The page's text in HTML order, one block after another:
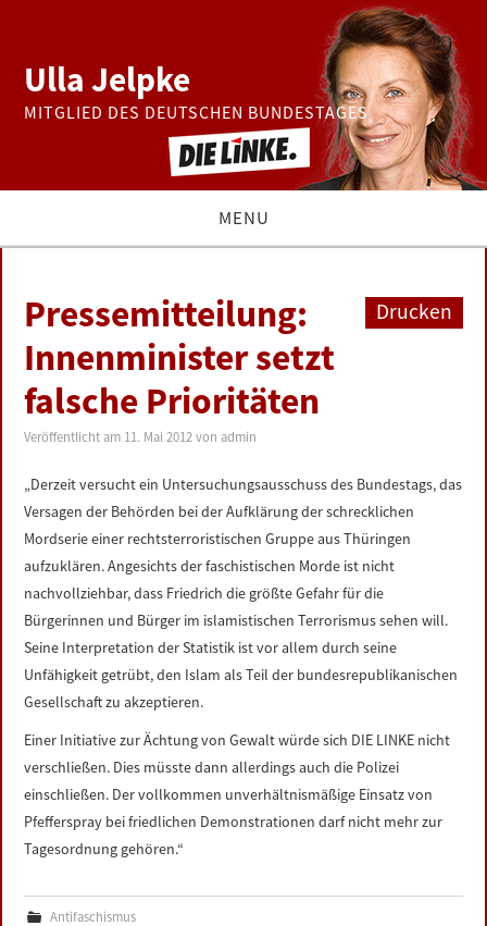
Ulla Jelpke
MITGLIED DES DEUTSCHEN BUNDESTAGES
MENU
BUNDESTAG
PRESSE
ZUR PERSON
LINKS
DATENSCHUTZERKLÄRUNG
IMPRESSUM
Drucken
Pressemitteilung:
Innenminister setzt
falsche Prioritäten
Veröffentlicht am 11. Mai 2012 vonadmin
„Derzeit versucht ein Untersuchungsausschuss des Bundestags, das
Versagen der Behörden bei der Aufklärung der schrecklichen
Mordserie einer rechtsterroristischen Gruppe aus Thüringen
aufzuklären. Angesichts der faschistischen Morde ist nicht
nachvollziehbar, dass Friedrich die größte Gefahr für die
Bürgerinnen und Bürger im islamistischen Terrorismus sehen will.
Seine Interpretation der Statistik ist vor allem durch seine
Unfähigkeit getrübt, den Islam als Teil der bundesrepublikanischen
Gesellschaft zu akzeptieren.
Einer Initiative zur Ächtung von Gewalt würde sich DIE LINKE nicht
verschließen. Dies müsste dann allerdings auch die Polizei
einschließen. Der vollkommen unverhältnismäßige Einsatz von
Pfefferspray bei friedlichen Demonstrationen darf nicht mehr zur
Tagesordnung gehören.“
Antifaschismus